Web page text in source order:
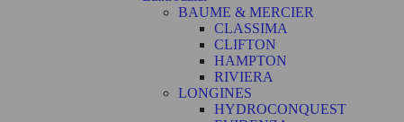
BAUME & MERCIER
CLASSIMA
CLIFTON
HAMPTON
RIVIERA
LONGINES
HYDROCONQUEST